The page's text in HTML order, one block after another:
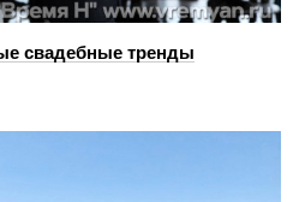
свадебные тренды